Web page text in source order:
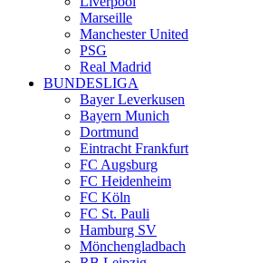
Marseille
Manchester United
PSG
Real Madrid
BUNDESLIGA
Bayer Leverkusen
Bayern Munich
Dortmund
Eintracht Frankfurt
FC Augsburg
FC Heidenheim
FC Köln
FC St. Pauli
Hamburg SV
Mönchengladbach